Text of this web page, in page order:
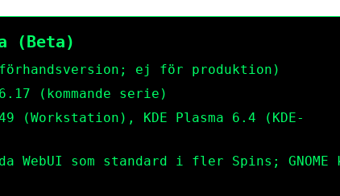
(Beta)
ej för produktion)
(kommande serie)
49 (Workstation), KDE Plasma 6.4 (KDE-
WebUI som standard i fler Spins; GNOME